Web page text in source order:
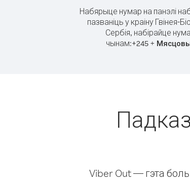
Набярыце нумар на панэлі
пазваніць у краіну Гвінея-
Сербія, набірайце
чынам:+245+
Viber Out — гэта